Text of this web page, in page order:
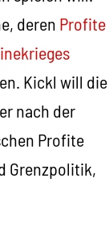
deren Profite
Kickl will die
nach der
Profite
Grenzpolitik,